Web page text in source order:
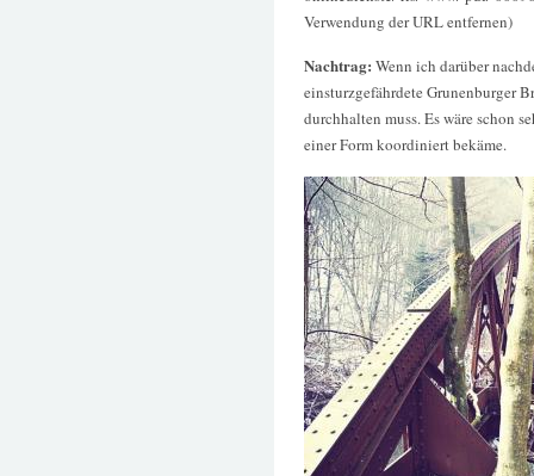
Verwendung der URL entfernen)
Nachtrag: Wenn ich darüber
einsturzgefährdete Grunenburger
durchhalten muss. Es wäre schon
einer Form koordiniert bekäme.